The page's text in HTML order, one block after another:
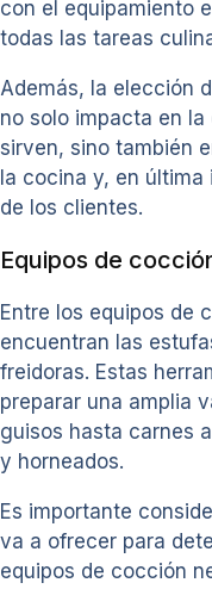
con el equipamiento
todas las tareas
Además, la elección
no solo impacta en
sirven, sino también
la cocina y, en
de los clientes.
Equipos de
Entre los equipos de
encuentran las
freidoras. Estas
preparar una amplia
guisos hasta carnes
y horneados.
Es importante
va a ofrecer para
equipos de cocción